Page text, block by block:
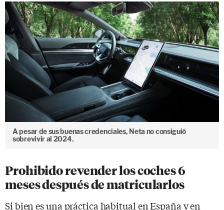
A pesar de sus buenas credenciales, Neta no consiguió
sobrevivir al 2024.
Prohibido revender los coches 6
meses después de matricularlos
Si bien es una práctica habitual en España y en